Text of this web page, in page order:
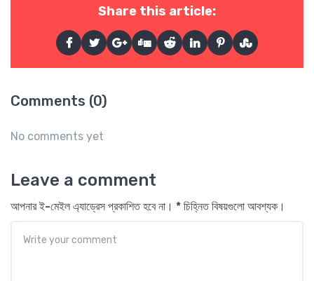
Share this article:
Comments (0)
No comments yet
Leave a comment
আপনার ই-মেইল এ্যাড্রেস প্রকাশিত হবে না। * চিহ্নিত বিষয়গুলো আবশ্যক।